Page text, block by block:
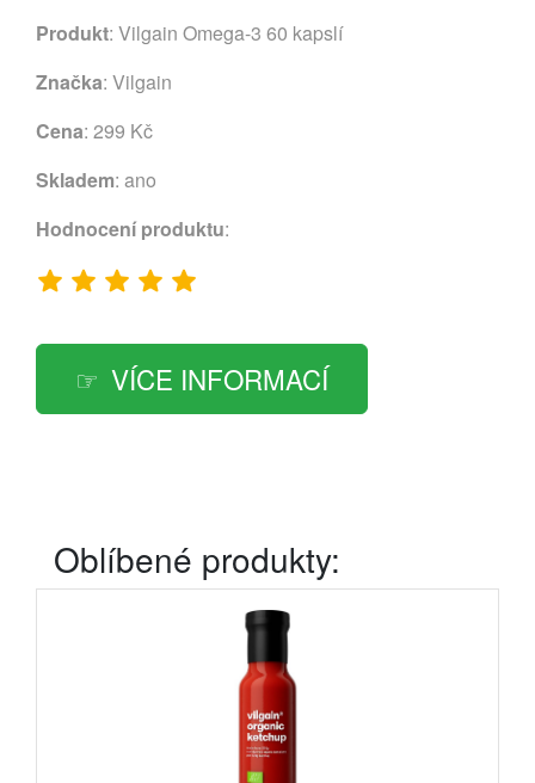
Produkt: Vilgain Omega-3 60 kapslí
Značka: Vilgain
Cena: 299 Kč
Skladem: ano
Hodnocení produktu:
VÍCE INFORMACÍ
Oblíbené produkty: